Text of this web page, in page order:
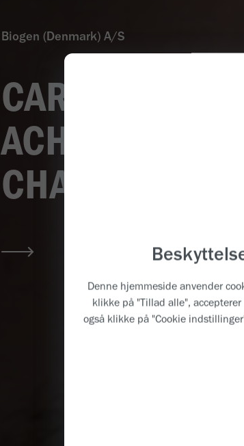
Denne hjemmeside anvender
klikke på "Tillad alle",
også klikke på "Cookie
Biogen (Denmark) A/S
CARING DEEPLY.
ACHIEVING
CHANGING